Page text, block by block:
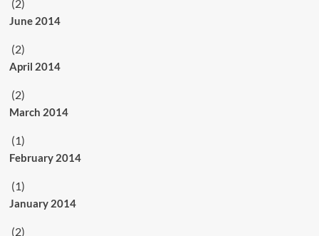
(2)
June 2014
(2)
April 2014
(2)
March 2014
(1)
February 2014
(1)
January 2014
(2)